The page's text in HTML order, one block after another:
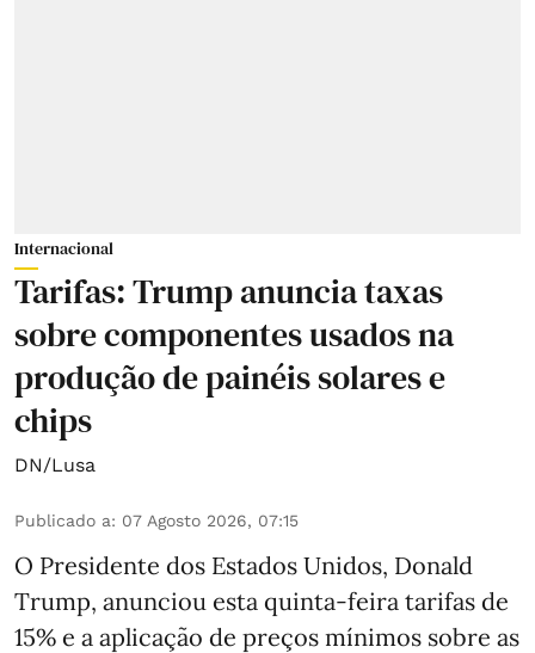
Internacional
Tarifas: Trump anuncia taxas
sobre componentes usados na
produção de painéis solares e
chips
DN/Lusa
Publicado a: 07 Agosto 2026, 07:15
O Presidente dos Estados Unidos, Donald
Trump, anunciou esta quinta-feira tarifas de
15% e a aplicação de preços mínimos sobre as